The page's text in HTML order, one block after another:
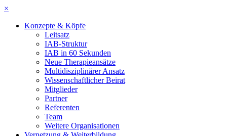
×
Konzepte & Köpfe
Leitsatz
IAB-Struktur
IAB in 60 Sekunden
Neue Therapieansätze
Multidisziplinärer Ansatz
Wissenschaftlicher Beirat
Mitglieder
Partner
Referenten
Team
Weitere Organisationen